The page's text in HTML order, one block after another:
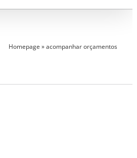
Homepage »acompanhar orçamentos